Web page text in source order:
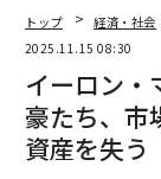
トップ 経済・社会
2025.11.15 08:30
イーロン・
豪たち、市
資産を失う